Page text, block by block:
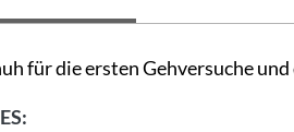
für die ersten Gehversuche